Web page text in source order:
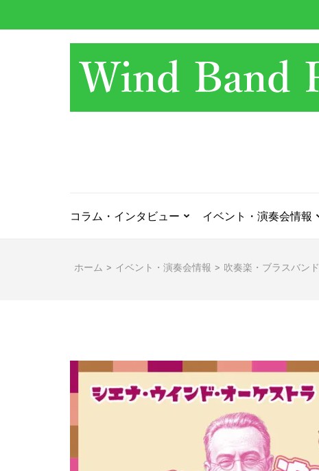
コラム・インタビュー イベント・演奏会情報
ホーム > イベント・演奏会情報 > 吹奏楽・ブラスバンド